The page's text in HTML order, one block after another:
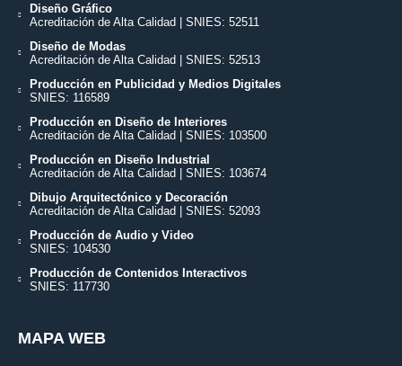
Diseño Gráfico
Acreditación de Alta Calidad | SNIES: 52511
Diseño de Modas
Acreditación de Alta Calidad | SNIES: 52513
Producción en Publicidad y Medios Digitales
SNIES: 116589
Producción en Diseño de Interiores
Acreditación de Alta Calidad | SNIES: 103500
Producción en Diseño Industrial
Acreditación de Alta Calidad | SNIES: 103674
Dibujo Arquitectónico y Decoración
Acreditación de Alta Calidad | SNIES: 52093
Producción de Audio y Video
SNIES: 104530
Producción de Contenidos Interactivos
SNIES: 117730
MAPA WEB